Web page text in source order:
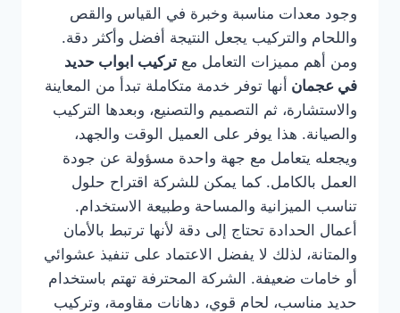
وجود معدات مناسبة وخبرة في القياس والقص
واللحام والتركيب يجعل النتيجة أفضل وأكثر دقة.
ومن أهم مميزات التعامل مع تركيب ابواب حديد
في عجمان أنها توفر خدمة متكاملة تبدأ من المعاينة
والاستشارة، ثم التصميم والتصنيع، وبعدها التركيب
والصيانة. هذا يوفر على العميل الوقت والجهد،
ويجعله يتعامل مع جهة واحدة مسؤولة عن جودة
العمل بالكامل. كما يمكن للشركة اقتراح حلول
تناسب الميزانية والمساحة وطبيعة الاستخدام.
أعمال الحدادة تحتاج إلى دقة لأنها ترتبط بالأمان
والمتانة، لذلك لا يفضل الاعتماد على تنفيذ عشوائي
أو خامات ضعيفة. الشركة المحترفة تهتم باستخدام
حديد مناسب، لحام قوي، دهانات مقاومة، وتركيب